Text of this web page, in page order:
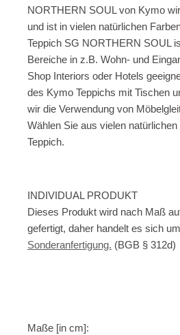
NORTHERN SOUL von Kymo
und ist in vielen natürlichen
Teppich SG NORTHERN SOUL
Bereiche in z.B. Wohn- und
Shop Interiors oder Hotels
des Kymo Teppichs mit Tischen
wir die Verwendung von
Wählen Sie aus vielen
Teppich.
INDIVIDUAL PRODUKT
Dieses Produkt wird nach Maß
gefertigt, daher handelt es sich
Sonderanfertigung. (BGB § 312d)
Maße [in cm]: